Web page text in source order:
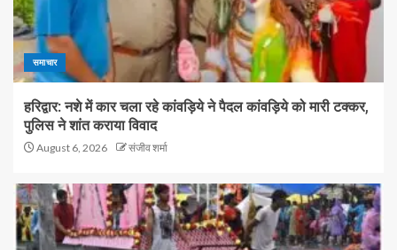
समाचार
हरिद्वार: नशे में कार चला रहे कांवड़िये ने पैदल कांवड़िये को मारी टक्कर,
पुलिस ने शांत कराया विवाद
August 6, 2026 संजीव शर्मा